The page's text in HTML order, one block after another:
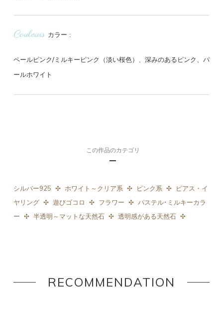
Couleurs カラー
ペールピンク/ミルキーピンク（淡い桜色）、深みのあるピンク、パ
ールホワイト
この作品のカテゴリ
シルバー925 ホワイト～クリア系 ピンク系
ピアス・イ
ヤリング
遊びゴコロ フラワー
パステル･ミルキーカラ
ー
半透明～マットな天然石 透明感がある天然石
RECOMMENDATION